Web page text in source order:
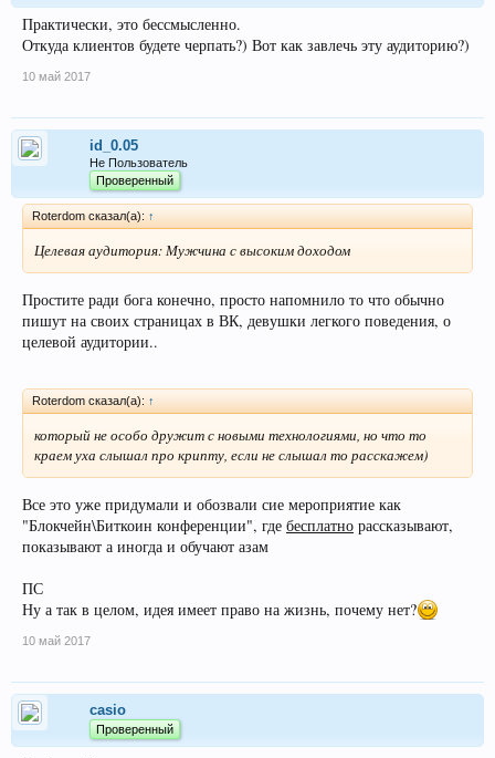
Практически, это бессмысленно.
Откуда клиентов будете черпать?) Вот как завлечь эту аудиторию?)
10 май 2017
id_0.05
Не Пользователь
Проверенный
Roterdom сказал(а): ↑
Целевая аудитория: Мужчина с высоким доходом
Простите ради бога конечно, просто напомнило то что обычно
пишут на своих страницах в ВК, девушки легкого поведения, о
целевой аудитории..
Roterdom сказал(а): ↑
который не особо дружит с новыми технологиями, но что то
краем уха слышал про крипту, если не слышал то расскажем)
Все это уже придумали и обозвали сие мероприятие как
"Блокчейн\Биткоин конференции", где бесплатно рассказывают,
показывают а иногда и обучают азам
ПС
Ну а так в целом, идея имеет право на жизнь, почему нет?
10 май 2017
casio
Проверенный